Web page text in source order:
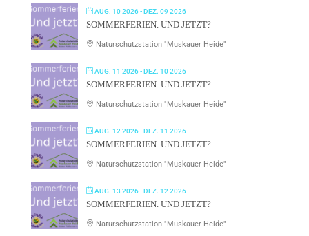
AUG. 10 2026- DEZ. 09 2026
SOMMERFERIEN. UND JETZT?
Naturschutzstation "Muskauer Heide"
AUG. 11 2026- DEZ. 10 2026
SOMMERFERIEN. UND JETZT?
Naturschutzstation "Muskauer Heide"
AUG. 12 2026- DEZ. 11 2026
SOMMERFERIEN. UND JETZT?
Naturschutzstation "Muskauer Heide"
AUG. 13 2026- DEZ. 12 2026
SOMMERFERIEN. UND JETZT?
Naturschutzstation "Muskauer Heide"